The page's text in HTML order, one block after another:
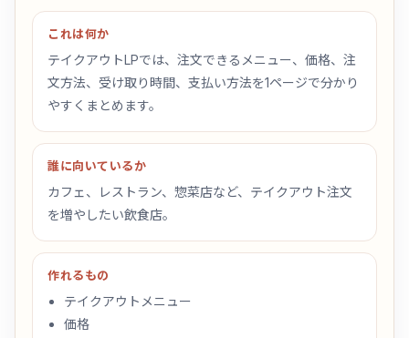
これは何か
テイクアウトLPでは、注文できるメニュー、価格、注
文方法、受け取り時間、支払い方法を1ページで分かり
やすくまとめます。
誰に向いているか
カフェ、レストラン、惣菜店など、テイクアウト注文
を増やしたい飲食店。
作れるもの
テイクアウトメニュー
価格